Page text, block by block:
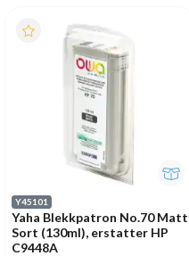
Y45101
Yaha Blekkpatron No.70 Matt
Sort (130ml), erstatter HP
C9448A